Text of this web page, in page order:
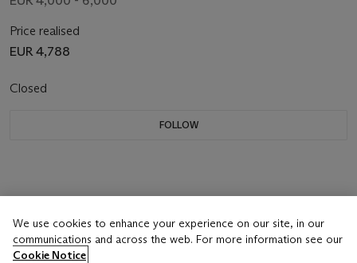
Price realised
EUR 4,788
Closed
FOLLOW
We use cookies to enhance your experience on our site, in our
communications and across the web. For more information see our
Cookie Notice